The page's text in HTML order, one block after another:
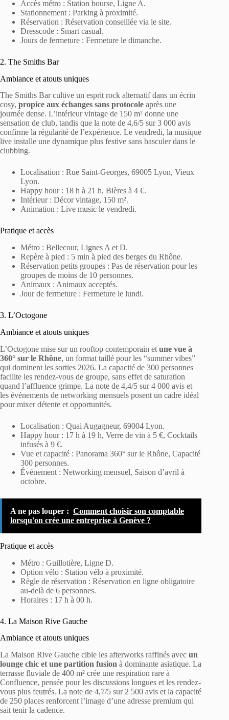
Accès métro : Station bourse, Ligne A.
Stationnement : Parking à proximité.
Réservation : Réservation conseillée via le site.
Dresscode : Smart casual.
Jours de fermeture : Fermeture le dimanche.
2. The Smiths Bar
Ambiance et atouts uniques
The Smiths Bar cultive un esprit rock alternatif dans un écrin
cosy, propice aux échanges sans protocole après une
journée dense. L’intérieur vintage de 150 m² donne une
sensation de club, tandis que la note de 4,6/5 sur 3 000 avis
confirme la régularité de l’expérience. Le vendredi, la musique
live installe une dynamique plus festive sans basculer dans le
clubbing.
Localisation : Rue Saint-Georges, 69005 Lyon, Vieux
Lyon.
Happy hour : 18 h à 21 h, Bières à 4 €.
Intérieur : Décor vintage, 150 m².
Animation : Live music le vendredi.
Pratique et accès
Métro : Bellecour, Lignes A et D.
Repère à pied : 5 min à pied des berges du Rhône.
Réservation petits groupes : Pas de réservation pour les
groupes de moins de 10 personnes.
Animaux : Animaux acceptés.
Jour de fermeture : Fermeture le lundi.
3. L’Octogone
Ambiance et atouts uniques
L’Octogone mise sur un rooftop contemporain et une vue à
360° sur le Rhône, un format taillé pour les “summer vibes”
qui dominent les sorties 2026. La capacité de 300 personnes
facilite les rendez-vous de groupe, sans effet de saturation
quand l’affluence grimpe. La note de 4,4/5 sur 4 000 avis et
les événements de networking mensuels posent un cadre idéal
pour mixer détente et opportunités.
Localisation : Quai Augagneur, 69004 Lyon.
Happy hour : 17 h à 19 h, Verre de vin à 5 €, Cocktails
infusés à 9 €.
Vue et capacité : Panorama 360° sur le Rhône, Capacité
300 personnes.
Événement : Networking mensuel, Saison d’avril à
octobre.
A ne pas louper : Comment choisir son comptable
lorsqu'on crée une entreprise à Genève ?
Pratique et accès
Métro : Guillotière, Ligne D.
Option vélo : Station vélo à proximité.
Règle de réservation : Réservation en ligne obligatoire
au-delà de 6 personnes.
Horaires : 17 h à 00 h.
4. La Maison Rive Gauche
Ambiance et atouts uniques
La Maison Rive Gauche cible les afterworks raffinés avec un
lounge chic et une partition fusion à dominante asiatique. La
terrasse fluviale de 400 m² crée une respiration rare à
Confluence, pensée pour les discussions longues et les rendez-
vous plus feutrés. La note de 4,7/5 sur 2 500 avis et la capacité
de 250 places renforcent l’image d’une adresse premium qui
sait tenir la cadence.